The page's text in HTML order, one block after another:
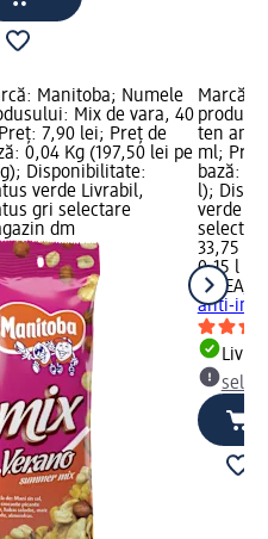
Manitoba; Numele
Mix de vara, 40
7,90 lei; Preț de
0,04 Kg (197,50 lei pe
Disponibilitate:
verde Livrabil,
gri selectare
dm
Marcă:
ten
ml;
bază:
l);
verde
33,75 lei
0,15 l
NIVEA
anti-